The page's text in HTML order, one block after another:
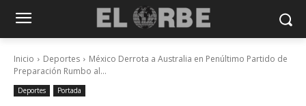
Inicio Deportes
México Derrota a Australia en Penúltimo Partido de
Preparación Rumbo al...
Deportes Portada